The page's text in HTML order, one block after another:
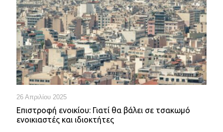
26 Απριλίου 2025
Επιστροφή ενοικίου: Γιατί θα βάλει σε τσακωμό
ενοικιαστές και ιδιοκτήτες